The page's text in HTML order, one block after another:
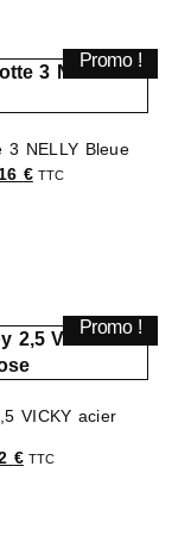
Promo !
3 NELLY Bleue
€TTC
Promo !
VICKY acier
€TTC